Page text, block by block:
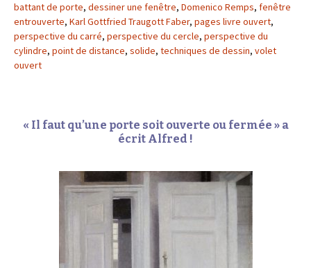
battant de porte, dessiner une fenêtre, Domenico Remps, fenêtre
entrouverte, Karl Gottfried Traugott Faber, pages livre ouvert,
perspective du carré, perspective du cercle, perspective du
cylindre, point de distance, solide, techniques de dessin, volet
ouvert
« Il faut qu’une porte soit ouverte ou fermée » a
écrit Alfred !